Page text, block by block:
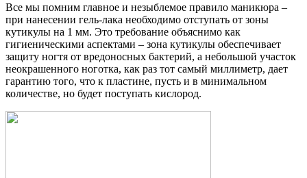
Все мы помним главное и незыблемое правило маникюра –
при нанесении гель-лака необходимо отступать от зоны
кутикулы на 1 мм. Это требование объяснимо как
гигиеническими аспектами – зона кутикулы обеспечивает
защиту ногтя от вредоносных бактерий, а небольшой участок
неокрашенного ноготка, как раз тот самый миллиметр, дает
гарантию того, что к пластине, пусть и в минимальном
количестве, но будет поступать кислород.